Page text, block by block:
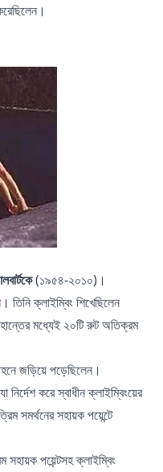
(১৯৫৪-২০১০)।
তিনিক্লাইম্বিং শিখেছিলেন
মধ্যেই ২০টি রুট অতিক্রম
জড়িয়ে পড়েছিলেন।
নির্দেশ করে স্বাধীন ক্লাইম্বিংয়ের
সমর্থনের সহায়ক পয়েন্টে
সহায়ক পয়েন্টসহ ক্লাইম্বিং